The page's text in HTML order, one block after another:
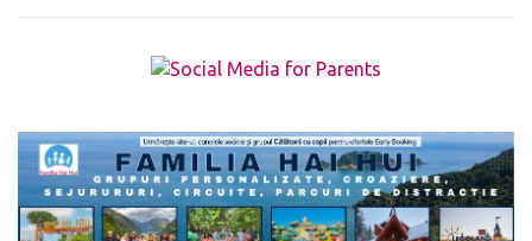
The form you have selected does not exist.